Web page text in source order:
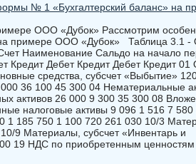
№ 1 «Бухгалтерский баланс» на
ООО «Дубок» Рассмотрим
примере ООО «Дубок» Таблица 3.1 -
Наименование Сальдо на начало
Кредит Дебет Кредит Дебет Кредит 01
средства, субсчет «Выбытие»
36 100 45 300 04 Нематериальные
активов 26 000 9 300 35 300 08
налоговые активы 9 096 1 516 7 580
185 750 1 100 720 261 030 10/3
9 Материалы, субсчет «Инвентарь и
19 НДС по приобретенным